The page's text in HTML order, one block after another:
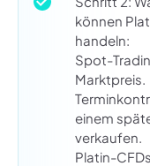
können
handeln:
Spot-
Marktpreis.
einem
verkaufen.
Platin-